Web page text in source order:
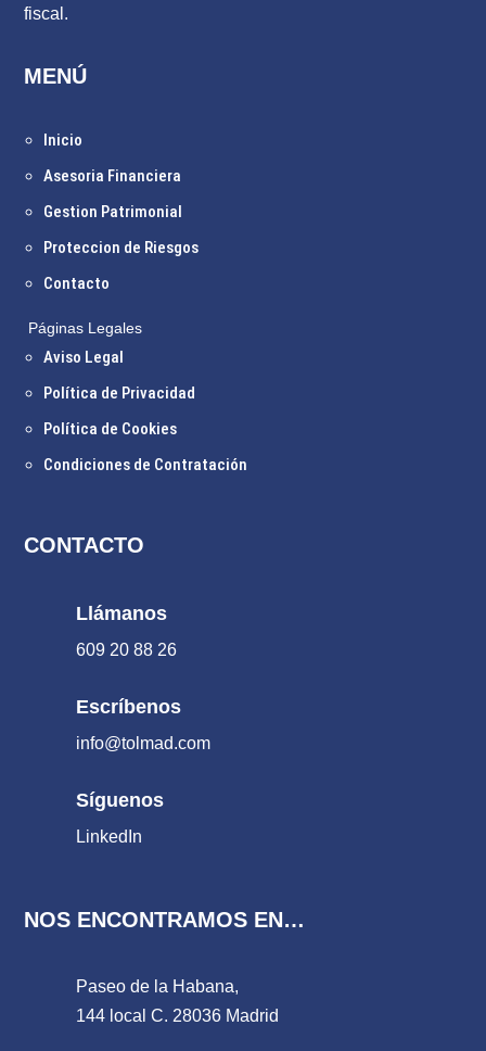
fiscal.
MENÚ
Inicio
Asesoria Financiera
Gestion Patrimonial
Proteccion de Riesgos
Contacto
Páginas Legales
Aviso Legal
Política de Privacidad
Política de Cookies
Condiciones de Contratación
CONTACTO
Llámanos
609 20 88 26
Escríbenos
info@tolmad.com
Síguenos
LinkedIn
NOS ENCONTRAMOS EN…
Paseo de la Habana,
144 local C. 28036 Madrid